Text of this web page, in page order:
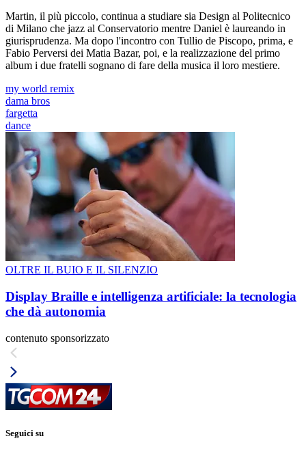
Martin, il più piccolo, continua a studiare sia Design al Politecnico
di Milano che jazz al Conservatorio mentre Daniel è laureando in
giurisprudenza. Ma dopo l'incontro con Tullio de Piscopo, prima, e
Fabio Perversi dei Matia Bazar, poi, e la realizzazione del primo
album i due fratelli sognano di fare della musica il loro mestiere.
my world remix
dama bros
fargetta
dance
OLTRE IL BUIO E IL SILENZIO
Display Braille e intelligenza artificiale: la tecnologia
che dà autonomia
contenuto sponsorizzato
Seguici su